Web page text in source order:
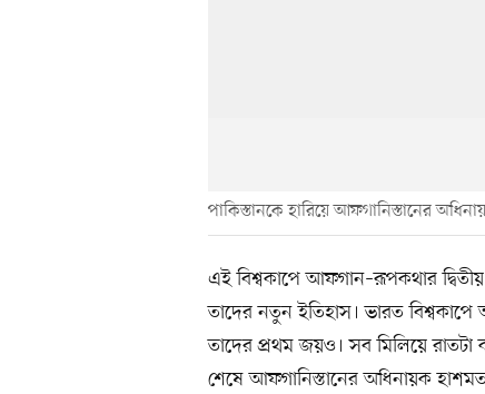
পাকিস্তানকে হারিয়ে আফগানিস্তানের
এই বিশ্বকাপে আফগান–রূপকথার
তাদের নতুন ইতিহাস। ভারত বিশ্বকাপে
তাদের প্রথম জয়ও। সব মিলিয়ে
শেষে আফগানিস্তানের অধিনায়ক